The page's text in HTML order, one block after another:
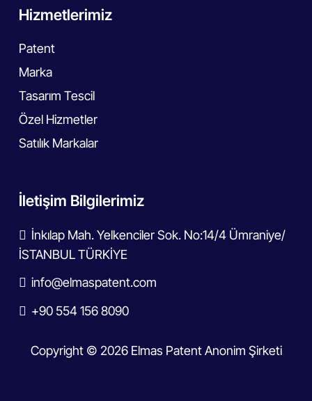
Hizmetlerimiz
Patent
Marka
Tasarım Tescil
Özel Hizmetler
Satılık Markalar
İletişim Bilgilerimiz
İnkılap Mah. Yelkenciler Sok. No:14/4 Ümraniye/
İSTANBUL TÜRKİYE
info@elmaspatent.com
+90 554 156 8090
Copyright © 2026 Elmas Patent Anonim Şirketi